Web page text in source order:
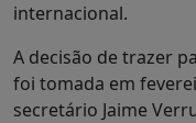
internacional.
A decisão de trazer
foi tomada em
secretário Jaime